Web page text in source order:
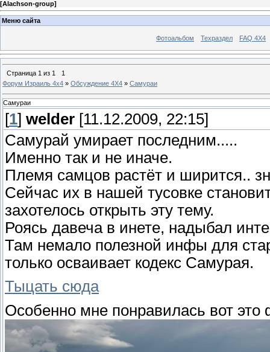
[Alachson-group]
Меню сайта
Фотоальбом Техраздел FAQ 4X4
Страница 1 из 1
1
Форум Израиль 4х4 » Обсуждение 4Х4 » Самураи
Самураи
[1] welder [11.12.2009, 22:15]
Самурай умирает последним.....
Именно так и не иначе.
Племя самцов растёт и ширится..
Сейчас их в нашей тусовке
захотелось открыть эту тему.
Роясь давеча в инете, надыбал
Там немало полезной инфы для
только осваивает кодекс Самурая.
Тыцать сюда
Особенно мне понравилась вот это